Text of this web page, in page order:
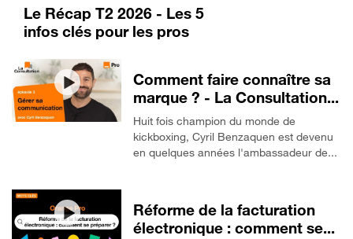
Le Récap T2 2026 - Les 5
infos clés pour les pros
Comment faire connaître sa
marque ? - La Consultation...
Huit fois champion du monde de
kickboxing, Cyril Benzaquen est devenu
en quelques années l'ambassadeur de...
Réforme de la facturation
électronique : comment se...